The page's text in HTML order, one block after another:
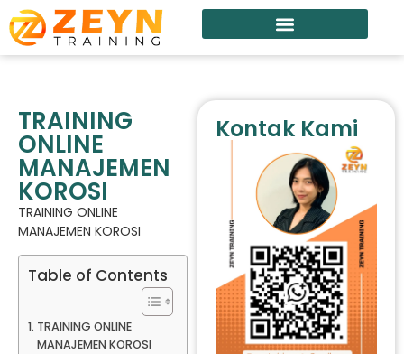
TRAINING
ONLINE
MANAJEMEN
KOROSI
TRAINING ONLINE
MANAJEMEN KOROSI
Table of Contents
TRAINING ONLINE
MANAJEMEN KOROSI
Kontak Kami